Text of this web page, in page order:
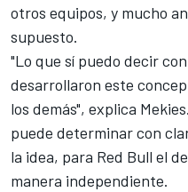
otros equipos, y mucho
supuesto.
"Lo que sí puedo decir
desarrollaron este
los demás", explica
puede determinar con
la idea, para Red Bull el
manera independiente.